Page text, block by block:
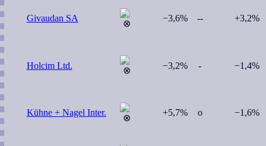
Givaudan SA −3,6% -- +3,2%
Holcim Ltd. −3,2% - −1,4%
Kühne + Nagel Inter. +5,7% o −1,6%